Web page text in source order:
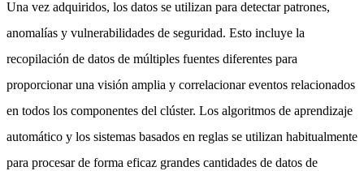
Una vez adquiridos, los datos se utilizan para detectar patrones,
anomalías y vulnerabilidades de seguridad. Esto incluye la
recopilación de datos de múltiples fuentes diferentes para
proporcionar una visión amplia y correlacionar eventos relacionados
en todos los componentes del clúster. Los algoritmos de aprendizaje
automático y los sistemas basados en reglas se utilizan habitualmente
para procesar de forma eficaz grandes cantidades de datos de